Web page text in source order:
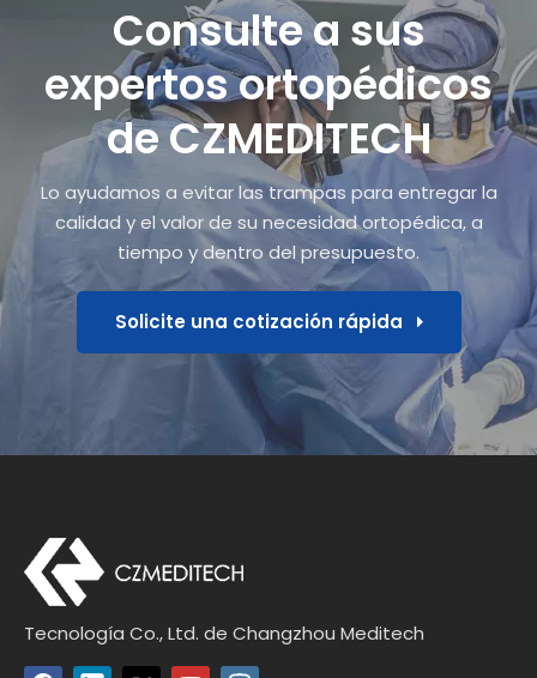
Consulte a sus
expertos ortopédicos
de CZMEDITECH
Lo ayudamos a evitar las trampas para entregar la
calidad y el valor de su necesidad ortopédica, a
tiempo y dentro del presupuesto.
Solicite una cotización rápida
Tecnología Co., Ltd. de Changzhou Meditech